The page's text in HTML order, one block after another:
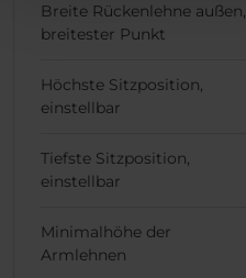
Breite Rückenlehne außen,
breitester Punkt
Höchste Sitzposition,
einstellbar
Tiefste Sitzposition,
einstellbar
Minimalhöhe der
Armlehnen